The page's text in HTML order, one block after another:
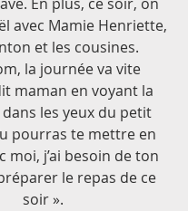
avec Mamie Henriette,
et les cousines.
la journée va vite
maman en voyant la
les yeux du petit
pourras te mettre en
moi, j’ai besoin de ton
le repas de ce
soir ».